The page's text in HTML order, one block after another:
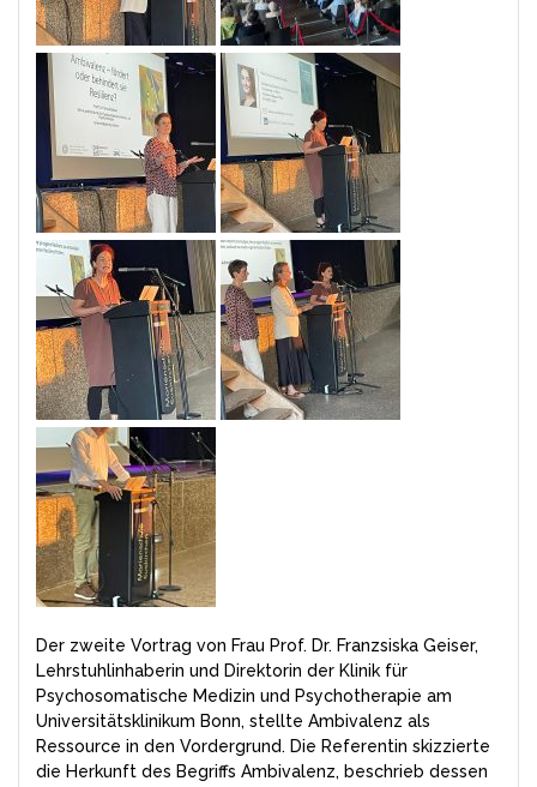
Der zweite Vortrag von Frau Prof. Dr. Franzsiska Geiser,
Lehrstuhlinhaberin und Direktorin der Klinik für
Psychosomatische Medizin und Psychotherapie am
Universitätsklinikum Bonn, stellte Ambivalenz als
Ressource in den Vordergrund. Die Referentin skizzierte
die Herkunft des Begriffs Ambivalenz, beschrieb dessen